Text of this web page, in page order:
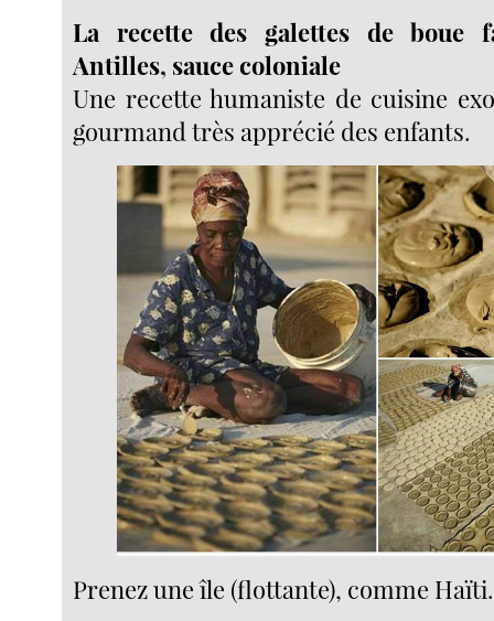
La recette des galettes de boue
Antilles, sauce coloniale
Une recette humaniste de cuisine
gourmand très apprécié des enfants.
Prenez une île (flottante), comme